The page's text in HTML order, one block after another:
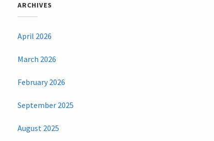
ARCHIVES
April 2026
March 2026
February 2026
September 2025
August 2025